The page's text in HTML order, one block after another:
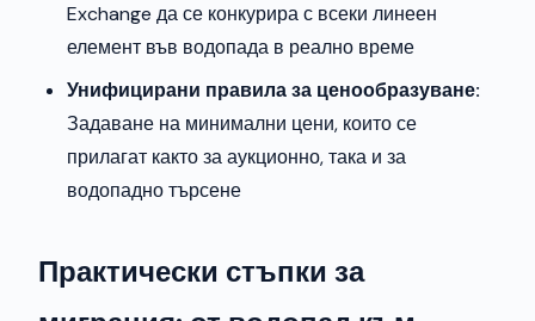
Exchange да се конкурира с всеки линеен
елемент във водопада в реално време
Унифицирани правила за ценообразуване:
Задаване на минимални цени, които се
прилагат както за аукционно, така и за
водопадно търсене
Практически стъпки за